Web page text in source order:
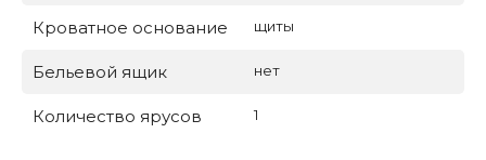
Кроватное основание щиты
Бельевой ящик нет
Количество ярусов 1